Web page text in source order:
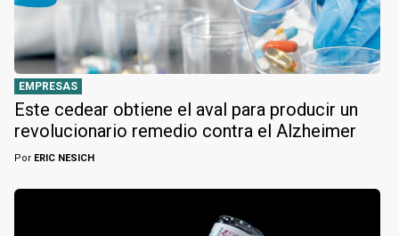
EMPRESAS
Este cedear obtiene el aval para producir un
revolucionario remedio contra el Alzheimer
Por ERIC NESICH